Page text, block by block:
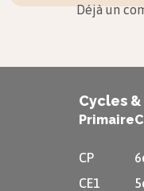
Déjà un
Cycles
Primaire
CP
CE1